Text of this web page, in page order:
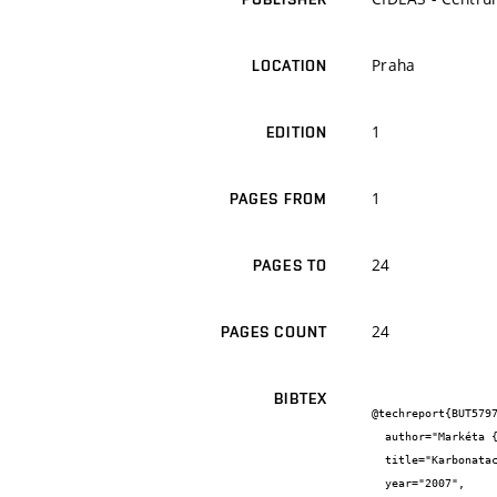
LOCATION Praha
EDITION 1
PAGES FROM 1
PAGES TO 24
PAGES COUNT 24
BIBTEX